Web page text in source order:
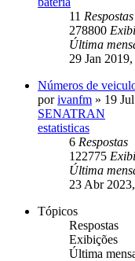
11 Respostas
278800
Última
29 Jan
Números de
porivanfm » 19
SENATRAN
estatisticas
6 Respostas
122775
Última
23 Abr
Tópicos
Respostas
Exibições
Última